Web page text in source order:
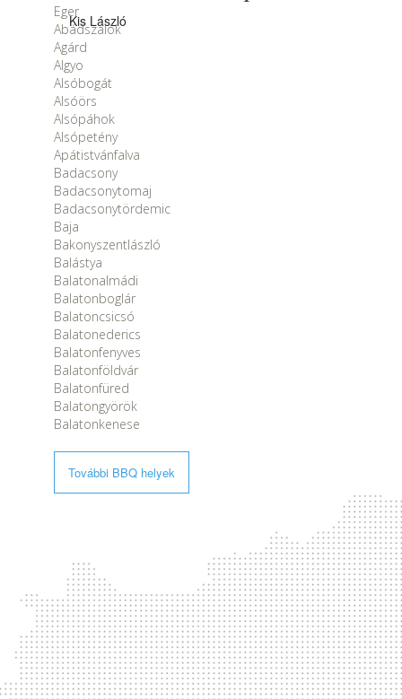
Kis László
Eger
Abádszalók
Agárd
Algyo
Alsóbogát
Alsóörs
Alsópáhok
Alsópetény
Apátistvánfalva
Badacsony
Badacsonytomaj
Badacsonytördemic
Baja
Bakonyszentlászló
Balástya
Balatonalmádi
Balatonboglár
Balatoncsicsó
Balatonederics
Balatonfenyves
Balatonföldvár
Balatonfüred
Balatongyörök
Balatonkenese
További BBQ helyek